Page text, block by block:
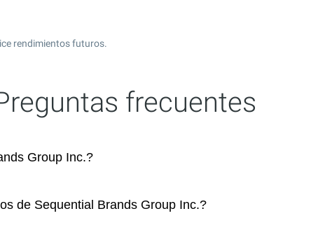
rendimientos futuros.
frecuentes
Group Inc.?
de Sequential Brands Group Inc.?